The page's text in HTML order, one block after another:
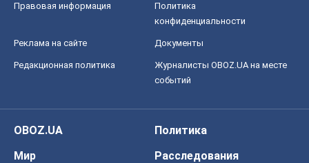
Правовая информация
Политика
конфиденциальности
Реклама на сайте Документы
Редакционная политика
Журналисты OBOZ.UA на месте
событий
OBOZ.UA
Политика
Мир
Расследования